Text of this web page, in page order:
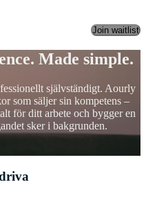
Made simple.
självständigt. Aourly
som säljer sin kompetens –
för ditt arbete och bygger en
sker i bakgrunden.